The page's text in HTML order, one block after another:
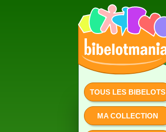
TOUS LES BIBELOTS
MA COLLECTION